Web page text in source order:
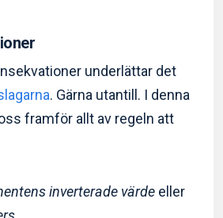
underlättar det
. Gärna utantill. I denna
framför allt av regeln att
inverterade värde eller